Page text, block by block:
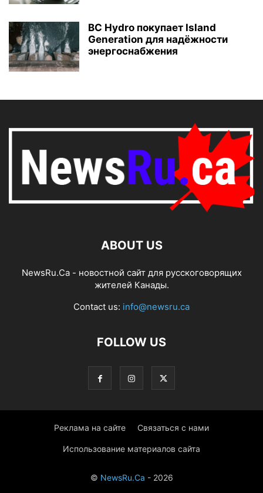
BC Hydro покупает Island
Generation для надёжности
энергоснабжения
ABOUT US
NewsRu.Ca - новостной сайт для русскоговорящих
жителей Канады.
Contact us: info@newsru.ca
FOLLOW US
Реклама на сайте Связаться с нами
Использование материалов сайта
© NewsRu.Ca - 2026